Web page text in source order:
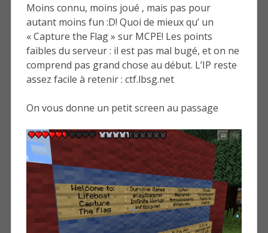
Moins connu, moins joué , mais pas pour
autant moins fun :D! Quoi de mieux qu’ un
« Capture the Flag » sur MCPE! Les points
faibles du serveur : il est pas mal bugé, et on ne
comprend pas grand chose au début. L’IP reste
assez facile à retenir : ctf.lbsg.net
On vous donne un petit screen au passage